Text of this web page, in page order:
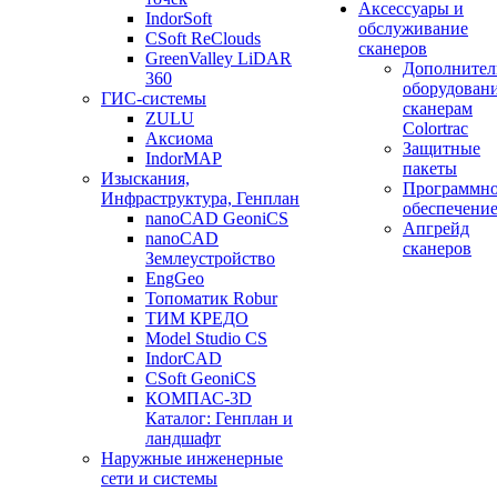
IndorSoft
CSoft ReClouds
GreenValley LiDAR
360
ГИС-системы
ZULU
Аксиома
IndorMAP
Изыскания,
Инфраструктура, Генплан
nanoCAD GeoniCS
nanoCAD
Землеустройство
EngGeo
Топоматик Robur
ТИМ КРЕДО
Model Studio CS
IndorCAD
CSoft GeoniCS
КОМПАС-3D
Каталог: Генплан и
ландшафт
Наружные инженерные
сети и системы
Аксессуары и
обслуживание
сканеров
сканерам
Colortrac
Защитные
пакеты
обеспечение
Апгрейд
сканеров